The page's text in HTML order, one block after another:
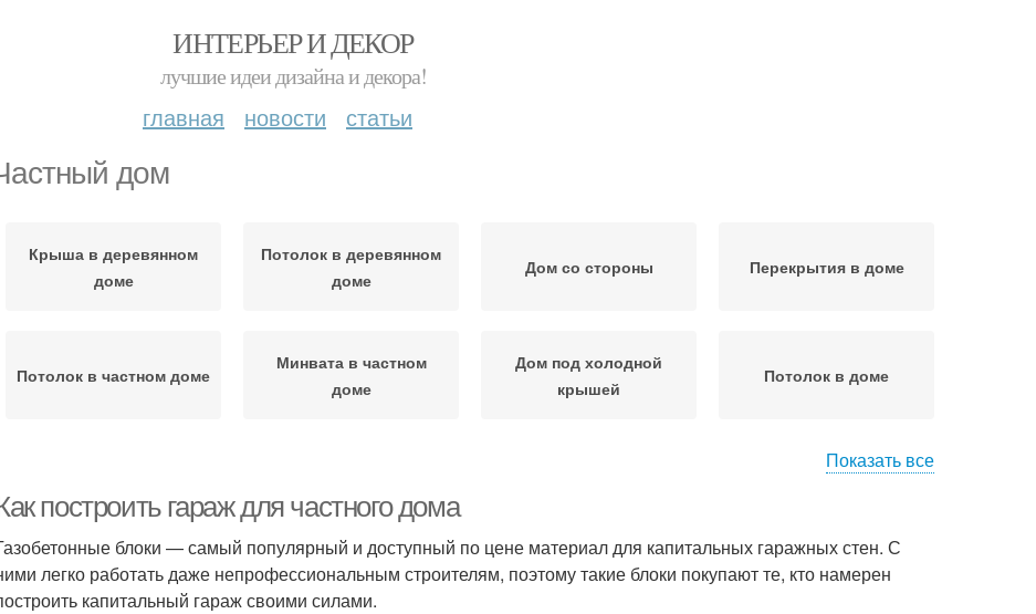
ИНТЕРЬЕР И ДЕКОР
лучшие идеи дизайна и декора!
главная новости статьи
дом
Крыша в деревянном
доме
Потолок в деревянном
доме
Дом со стороны Перекрытия в доме
Потолок в частном доме
Минвата в частном
доме
Дом под холодной
крышей
Потолок в доме
доме
Вытяжка в частном
Дом через потолок Дом в котельной
Показать все
построить гараж для частного дома
блоки — самый популярный и доступный по цене материал для капитальных гаражных стен. С
легко работать даже непрофессиональным строителям, поэтому такие блоки покупают те, кто намерен
капитальный гараж своими силами.